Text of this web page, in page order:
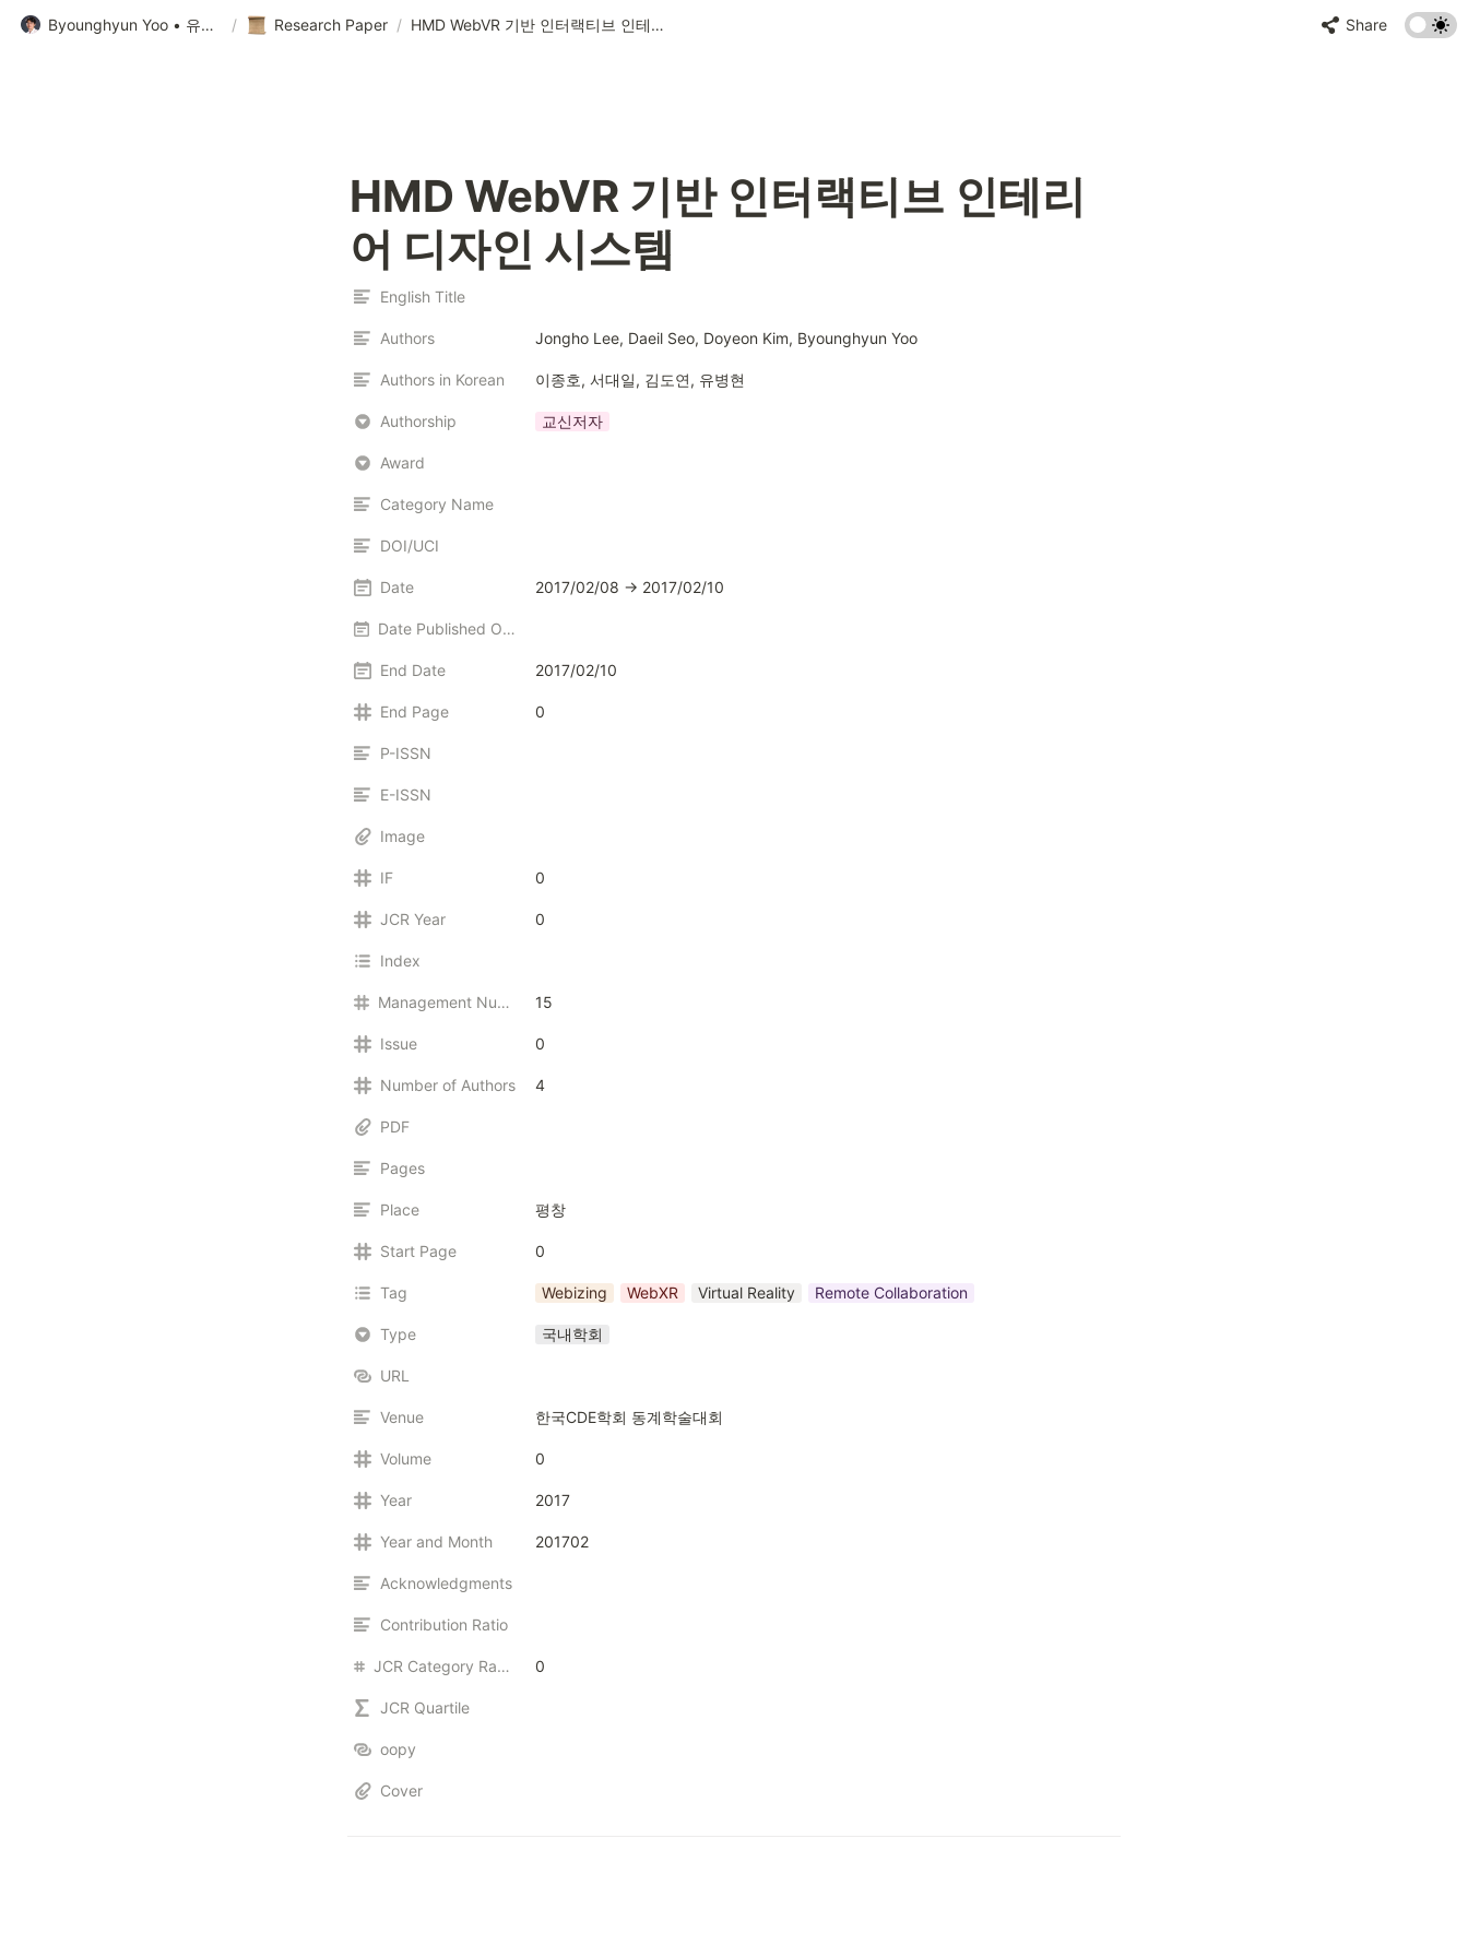
Byounghyun Yoo • 유병현 / Research Paper / HMD WebVR 기반 인터랙티브 인테리어 디자인 시스템 Share
HMD WebVR 기반 인터랙티브 인테리
어 디자인 시스템
English Title
Authors Jongho Lee, Daeil Seo, Doyeon Kim, Byounghyun Yoo
Authors in Korean 이종호, 서대일, 김도연, 유병현
Authorship 교신저자
Award
Category Name
DOI/UCI
Date 2017/02/08 → 2017/02/10
Date Published Online
End Date 2017/02/10
End Page 0
P-ISSN
E-ISSN
Image
IF 0
JCR Year 0
Index
Management Number 15
Issue 0
Number of Authors 4
PDF
Pages
Place 평창
Start Page 0
Tag Webizing WebXR Virtual Reality Remote Collaboration
Type 국내학회
URL
Venue 한국CDE학회 동계학술대회
Volume 0
Year 2017
Year and Month 201702
Acknowledgments
Contribution Ratio
JCR Category Ranking (Top %) 0
JCR Quartile
oopy
Cover